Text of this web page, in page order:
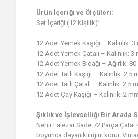
Ürün İçeriği ve Ölçüleri:
Set İçeriği (12 Kişilik):
12 Adet Yemek Kaşığı – Kalınlık:
12 Adet Yemek Çatalı – Kalınlık:
12 Adet Yemek Bıçağı – Ağırlık:
12 Adet Tatlı Kaşığı – Kalınlık:
12 Adet Tatlı Çatalı – Kalınlık: 2,5
12 Adet Çay Kaşığı – Kalınlık: 2
Şıklık ve İşlevselliği Bir Arada
Nehir Lalezar Sade 72 Parça Çatal
boyunca dayanıklılığını korur.